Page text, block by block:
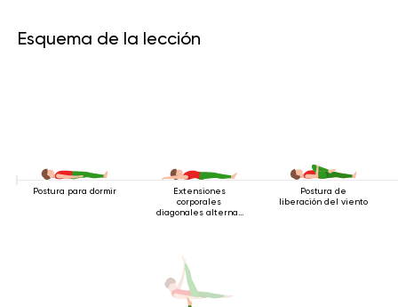
Esquema de la lección
Postura para dormir
Extensiones
corporales
diagonales alternas
Postura de
liberación del viento